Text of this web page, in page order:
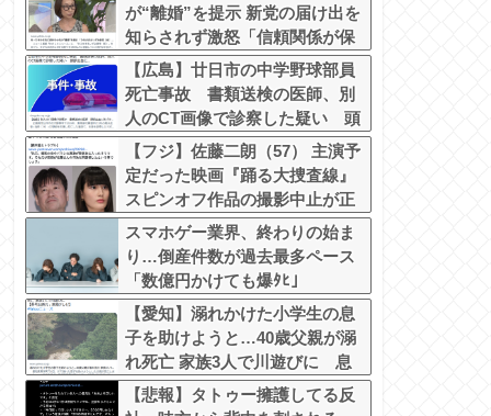
が“離婚”を提示 新党の届け出を
知らされず激怒「信頼関係が保
てず夫婦を続けるのは無理」
【広島】廿日市の中学野球部員
死亡事故 書類送検の医師、別
人のCT画像で診察した疑い 頭
部出血に気づかなかった可能性
【フジ】佐藤二朗（57） 主演予
定だった映画『踊る大捜査線』
スピンオフ作品の撮影中止が正
式に決定
スマホゲー業界、終わりの始ま
り…倒産件数が過去最多ペース
「数億円かけても爆ﾀﾋ」
【愛知】溺れかけた小学生の息
子を助けようと…40歳父親が溺
れ死亡 家族3人で川遊びに 息
子は妻に助けられる
【悲報】タトゥー擁護してる反